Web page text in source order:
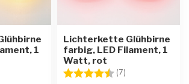
1
4.8 von 5 Sternen
Lichterkette Glühbirne
farbig, LED Filament, 1
Watt, rot
Bewertung:
(7)